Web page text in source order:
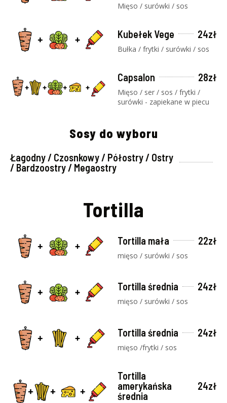
Mięso / surówki / sos
Kubełek Vege 24zł
Bułka / frytki / surówki / sos
Capsalon 28zł
Mięso / ser / sos / frytki /
surówki - zapiekane w piecu
Sosy do wyboru
Łagodny / Czosnkowy / Półostry / Ostry
/ Bardzoostry / Megaostry
Tortilla
Tortilla mała 22zł
mięso / surówki / sos
Tortilla średnia 24zł
mięso / surówki / sos
Tortilla średnia 24zł
mięso /frytki / sos
Tortilla
amerykańska
średnia
24zł